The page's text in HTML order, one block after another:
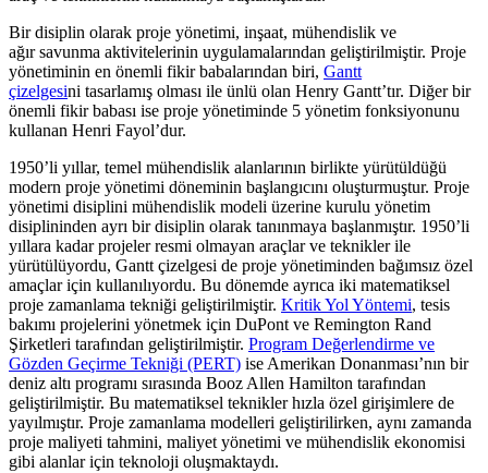
Bir disiplin olarak proje yönetimi, inşaat, mühendislik ve
ağır savunma aktivitelerinin uygulamalarından geliştirilmiştir. Proje
yönetiminin en önemli fikir babalarından biri, Gantt
çizelgesini tasarlamış olması ile ünlü olan Henry Gantt’tır. Diğer bir
önemli fikir babası ise proje yönetiminde 5 yönetim fonksiyonunu
kullanan Henri Fayol’dur.
1950’li yıllar, temel mühendislik alanlarının birlikte yürütüldüğü
modern proje yönetimi döneminin başlangıcını oluşturmuştur. Proje
yönetimi disiplini mühendislik modeli üzerine kurulu yönetim
disiplininden ayrı bir disiplin olarak tanınmaya başlanmıştır. 1950’li
yıllara kadar projeler resmi olmayan araçlar ve teknikler ile
yürütülüyordu, Gantt çizelgesi de proje yönetiminden bağımsız özel
amaçlar için kullanılıyordu. Bu dönemde ayrıca iki matematiksel
proje zamanlama tekniği geliştirilmiştir. Kritik Yol Yöntemi, tesis
bakımı projelerini yönetmek için DuPont ve Remington Rand
Şirketleri tarafından geliştirilmiştir. Program Değerlendirme ve
Gözden Geçirme Tekniği (PERT) ise Amerikan Donanması’nın bir
deniz altı programı sırasında Booz Allen Hamilton tarafından
geliştirilmiştir. Bu matematiksel teknikler hızla özel girişimlere de
yayılmıştır. Proje zamanlama modelleri geliştirilirken, aynı zamanda
proje maliyeti tahmini, maliyet yönetimi ve mühendislik ekonomisi
gibi alanlar için teknoloji oluşmaktaydı.